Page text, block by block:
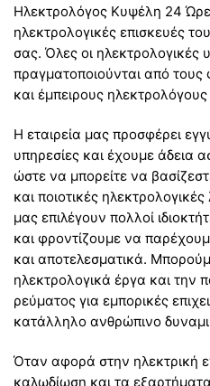
Ηλεκτρολόγος Κυψέλη 24
ηλεκτρολογικές επισκευές
σας. Όλες οι ηλεκτρολογικές
πραγματοποιούνται από τους
και έμπειρους
Η εταιρεία μας προσφέρει
υπηρεσίες και έχουμε άδεια
ώστε να μπορείτε να
και ποιοτικές
μας επιλέγουν πολλοί
και φροντίζουμε να
και αποτελεσματικά.
ηλεκτρολογικά έργα και την
ρεύματος για εμπορικές
κατάλληλο ανθρώπινο
Όταν αφορά στην ηλεκτρική
καλωδίωση και τα